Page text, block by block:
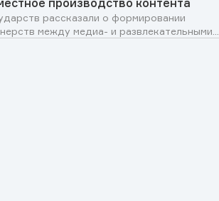
рассказали о формировании
между медиа- и развлекательными...